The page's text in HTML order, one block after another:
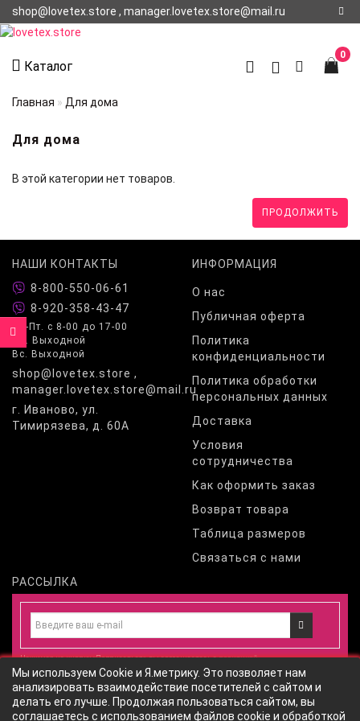
shop@lovetex.store , manager.lovetex.store@mail.ru
ДОСТАВКЕ
Каталог
0
Главная Для дома
Для дома
В этой категории нет товаров.
ПРОДОЛЖИТЬ
НАШИ КОНТАКТЫ
8-800-550-06-61
8-920-358-43-47
Пн-Пт. с 8-00 до 17-00
Сб. Выходной
Вс. Выходной
shop@lovetex.store ,
manager.lovetex.store@mail.ru
г. Иваново, ул.
Тимирязева, д. 60А
ИНФОРМАЦИЯ
О нас
Публичная оферта
Политика
конфиденциальности
Политика обработки
персональных данных
Доставка
Условия
сотрудничества
Как оформить заказ
Возврат товара
Таблица размеров
Связаться с нами
РАССЫЛКА
Нажимая на кнопку «Подписаться», вы соглашаетесь сполитикой
конфиденциальности и даетесогласие на обработку персональных
данныхсогласно политики обработки персональных данныхсайта
Мы используем Cookie и Я.метрику. Это позволяет нам
анализировать взаимодействие посетителей с сайтом и
делать его лучше. Продолжая пользоваться сайтом, вы
соглашаетесь с использованием файлов cookie и обработкой